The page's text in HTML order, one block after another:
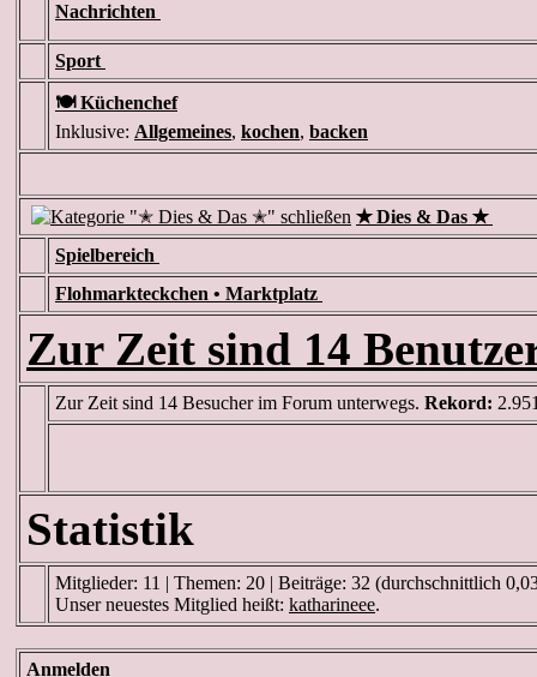
Nachrichten
Sport
🍽️ Küchenchef
Inklusive: Allgemeines, kochen, backen
✭ Dies & Das ✭
Spielbereich
Flohmarkteckchen • Marktplatz
Zur Zeit sind 14
Zur Zeit sind 14 Besucher im Forum unterwegs. Rekord:
Statistik
Mitglieder: 11 | Themen: 20 | Beiträge: 32 (durchschnittlich
Unser neuestes Mitglied heißt: katharineee.
Anmelden